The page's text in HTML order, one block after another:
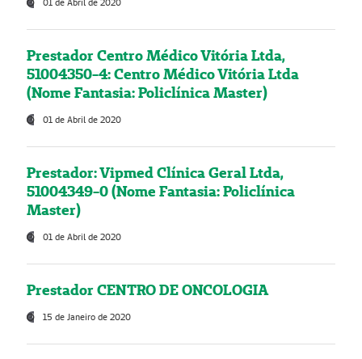
Prestador Centro Médico Vitória Ltda,
51004350-4: Centro Médico Vitória Ltda
(Nome Fantasia: Policlínica Master)
01 de Abril de 2020
Prestador: Vipmed Clínica Geral Ltda,
51004349-0 (Nome Fantasia: Policlínica
Master)
01 de Abril de 2020
Prestador CENTRO DE ONCOLOGIA
15 de Janeiro de 2020